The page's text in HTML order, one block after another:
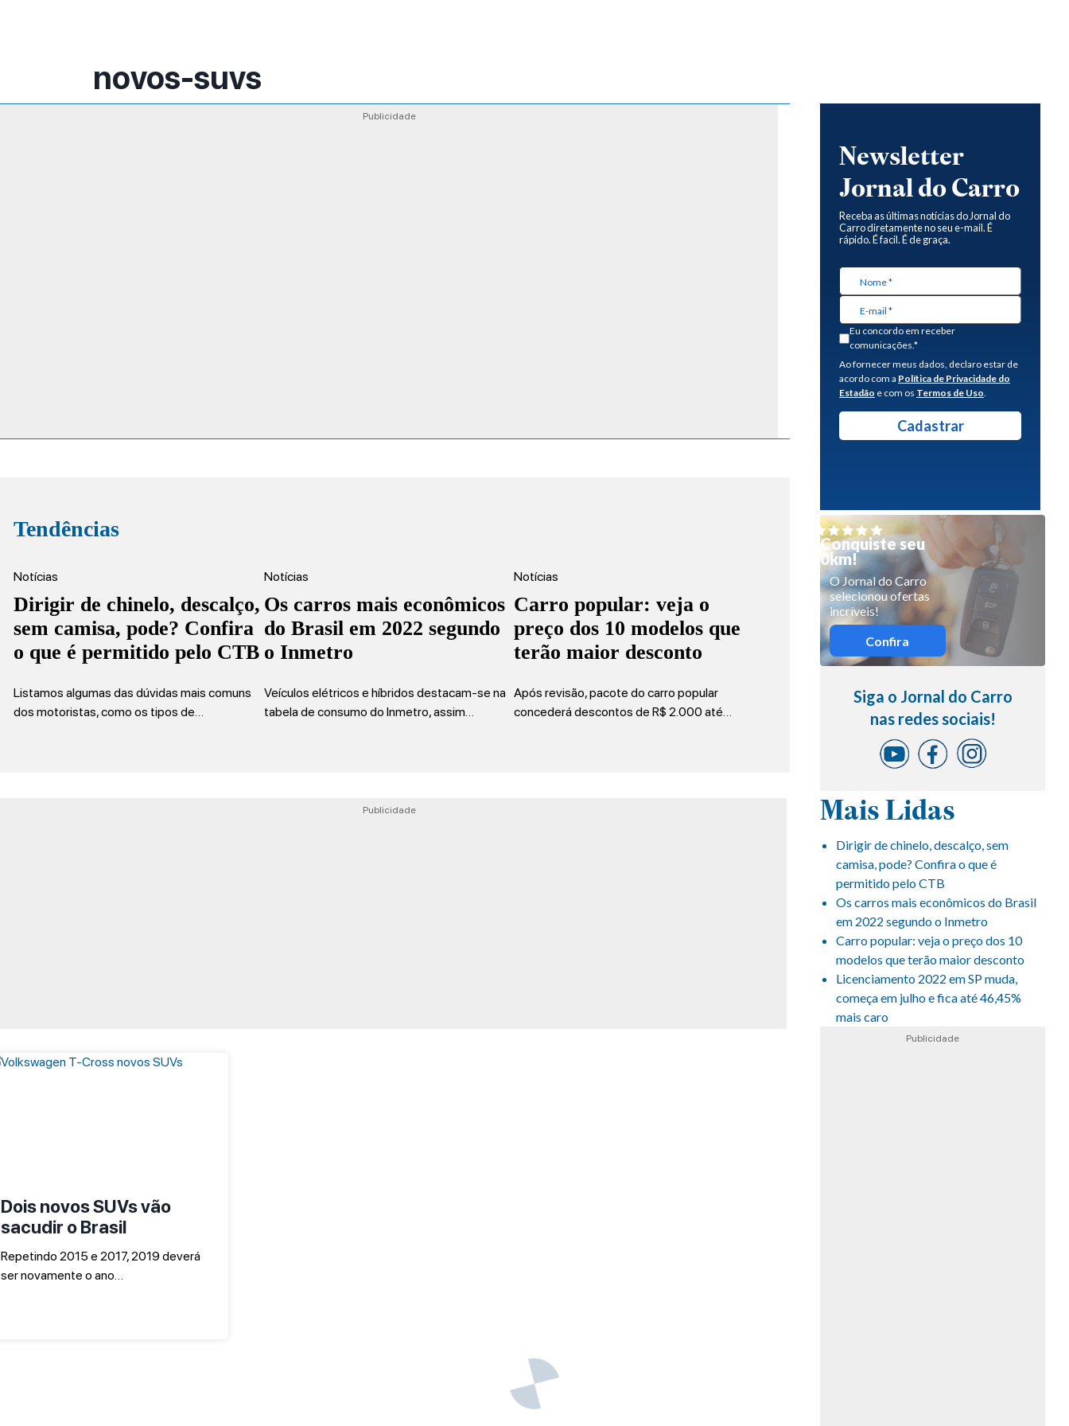
novos-suvs
Publicidade
Tendências
Notícias
Dirigir de chinelo, descalço,
sem camisa, pode? Confira
o que é permitido pelo CTB
Listamos algumas das dúvidas mais comuns
dos motoristas, como os tipos de…
Notícias
Os carros mais econômicos
do Brasil em 2022 segundo
o Inmetro
Veículos elétricos e híbridos destacam-se na
tabela de consumo do Inmetro, assim…
Notícias
Carro popular: veja o
preço dos 10 modelos que
terão maior desconto
Após revisão, pacote do carro popular
concederá descontos de R$ 2.000 até…
Publicidade
Dois novos SUVs vão
sacudir o Brasil
Repetindo 2015 e 2017, 2019 deverá
ser novamente o ano…
Newsletter
Jornal do Carro
Receba as últimas notícias do Jornal do
Carro diretamente no seu e-mail. É
rápido. É facil. É de graça.
Eu concordo em receber
comunicações.*
Ao fornecer meus dados, declaro estar de
acordo com a Política de Privacidade do
Estadão e com os Termos de Uso.
Conquiste seu
0km!
O Jornal do Carro
selecionou ofertas
incríveis!
Confira
Siga o Jornal do Carro
nas redes sociais!
Mais Lidas
Dirigir de chinelo, descalço, sem
camisa, pode? Confira o que é
permitido pelo CTB
Os carros mais econômicos do Brasil
em 2022 segundo o Inmetro
Carro popular: veja o preço dos 10
modelos que terão maior desconto
Licenciamento 2022 em SP muda,
começa em julho e fica até 46,45%
mais caro
Publicidade